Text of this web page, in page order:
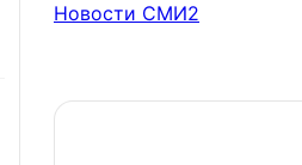
Новости СМИ2